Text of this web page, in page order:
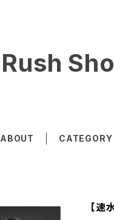
Rush
ABOUT CATEGORY
【